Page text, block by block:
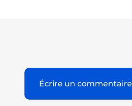
Écrire un commentaire